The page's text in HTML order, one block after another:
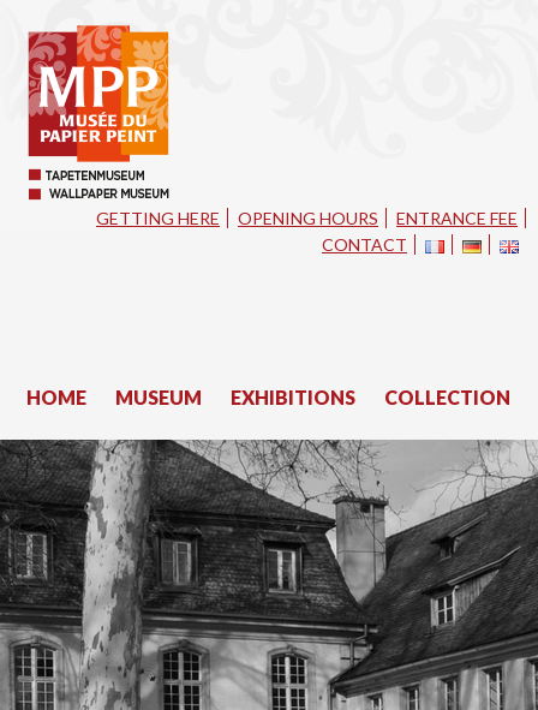
GETTING HERE OPENING HOURS
ENTRANCE FEE
CONTACT
HOME MUSEUM EXHIBITIONS COLLECTION